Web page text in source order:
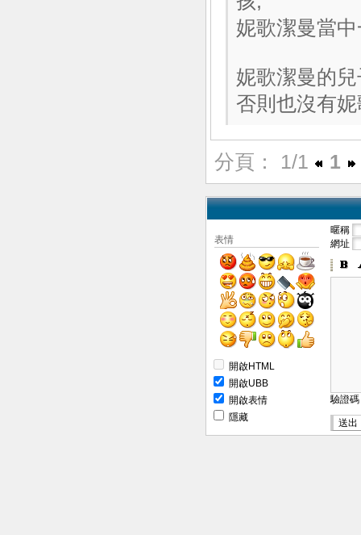
妮歌潔曼當
妮歌潔曼的
否則也沒有
分頁： 1/1 1
表情
開啟HTML
開啟UBB
開啟表情
隱藏
暱稱
網址
驗證